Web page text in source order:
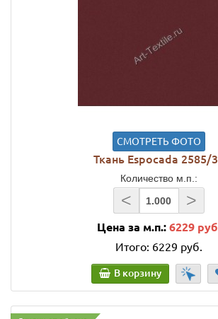
СМОТРЕТЬ ФОТО
Ткань Espocada 2585/
Количество м.п.:
< >
Цена за м.п.: 6229
Итого: 6229 руб.
В корзину